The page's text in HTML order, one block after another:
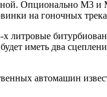
Опционально M3 и
на гоночных
х литровые
иметь два
автомашин